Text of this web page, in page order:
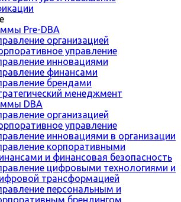
Pre-DBA
организацией
управление
инновациями
финансами
брендами
менеджмент
DBA
организацией
управление
инновациями в организации
корпоративными
и финансовая безопасность
цифровыми технологиями и
трансформацией
персональным и
брендингом